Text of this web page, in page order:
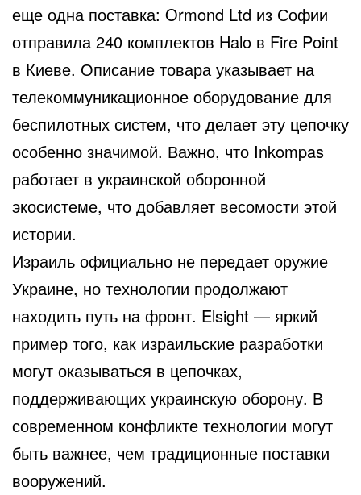
еще одна поставка: Ormond Ltd из Софии
отправила 240 комплектов Halo в Fire Point
в Киеве. Описание товара указывает на
телекоммуникационное оборудование для
беспилотных систем, что делает эту цепочку
особенно значимой. Важно, что Inkompas
работает в украинской оборонной
экосистеме, что добавляет весомости этой
истории.
Израиль официально не передает оружие
Украине, но технологии продолжают
находить путь на фронт. Elsight — яркий
пример того, как израильские разработки
могут оказываться в цепочках,
поддерживающих украинскую оборону. В
современном конфликте технологии могут
быть важнее, чем традиционные поставки
вооружений.